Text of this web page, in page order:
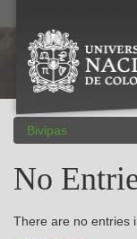
Bivipas
No
There are no entries